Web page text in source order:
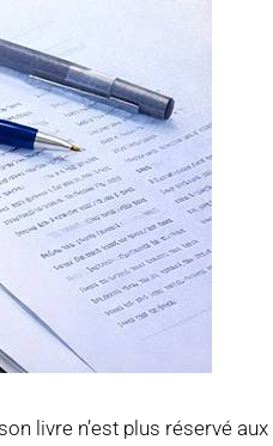
livre n’est plus réservé aux